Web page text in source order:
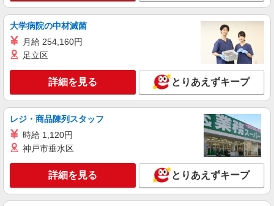
派遣社員
株式会社kotrio /●NG-H-1908884
浄心駅＊病院のサポート役♪高時給＆充実の研
時給1500円〜2125円 ＜日払い有/週払い有/交
通費全支給(ガソリン代含む)＞
名古屋市西区
キープ 詳細を見る
株式会社kotrio /●NG-H-2093504
＜庄内通駅＞元気も、プライベートも諦めない
＊週3〜OK/看護助手
大学病院の中材滅菌
月給 254,160円
足立区
詳細を見る とりあえずキープ
レジ・商品陳列スタッフ
時給 1,120円
神戸市垂水区
詳細を見る とりあえずキープ